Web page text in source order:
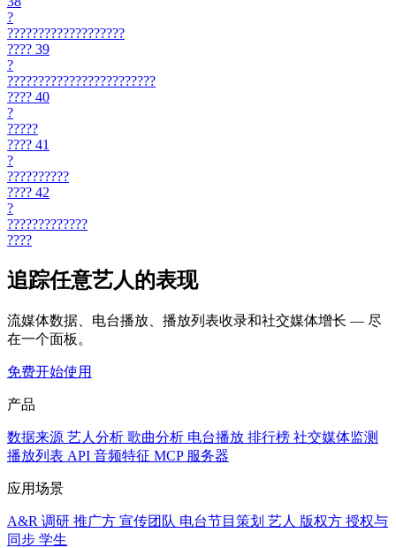
?
???????????????????
???? 39
?
????????????????????????
???? 40
?
?????
???? 41
?
??????????
???? 42
?
?????????????
????
追踪任意艺人的表现
流媒体数据、电台播放、播放列表收录和社交媒体增长 — 尽
在一个面板。
免费开始使用
产品
数据来源 艺人分析 歌曲分析 电台播放 排行榜 社交媒体监测
播放列表 API 音频特征 MCP 服务器
应用场景
A&R 调研 推广方 宣传团队 电台节目策划 艺人 版权方 授权与
同步 学生